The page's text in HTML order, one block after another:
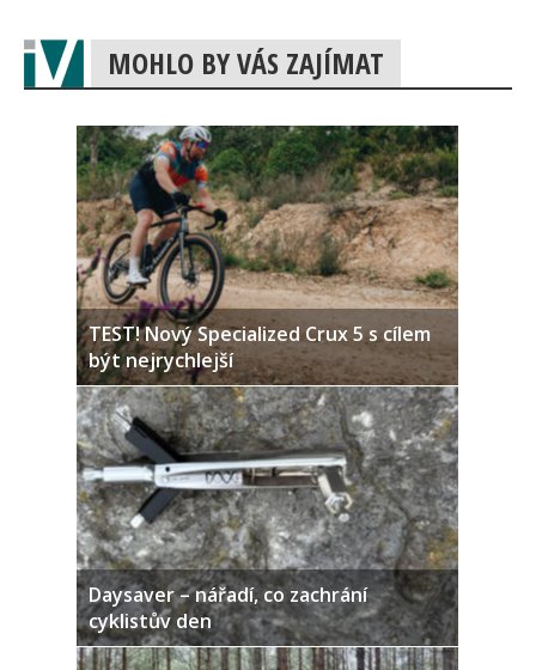
MOHLO BY VÁS ZAJÍMAT
TEST! Nový Specialized Crux 5 s cílem
být nejrychlejší
Daysaver – nářadí, co zachrání
cyklistův den